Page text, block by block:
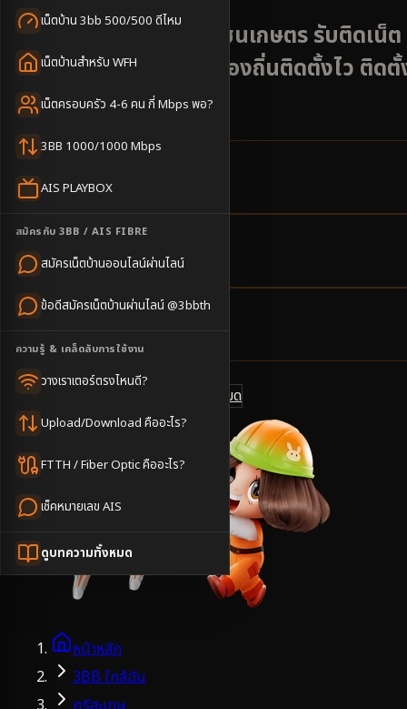
เน็ตบ้าน 3bb 500/500 ดีไหม
เน็ตบ้านสำหรับ WFH
เน็ตครอบครัว 4-6 คน กี่ Mbps พอ?
3BB 1000/1000 Mbps
AIS PLAYBOX
สมัครกับ 3BB / AIS FIBRE
สมัครเน็ตบ้านออนไลน์ผ่านไลน์
ข้อดีสมัครเน็ตบ้านผ่านไลน์ @3bbth
ความรู้ & เคล็ดลับการใช้งาน
วางเราเตอร์ตรงไหนดี?
Upload/Download คืออะไร?
FTTH / Fiber Optic คืออะไร?
เช็คหมายเลข AIS
ดูบทความทั้งหมด
โนนคูณ ศรีสะเกษ - ชุมชนเกษตร รับติดเน็ต
AIS 3BB Fibre3 ช่างท้องถิ่นติดตั้งไว ติดตั้
เร็ว สมัครไลน์ @3bbth
5ตำบล
ครอบคลุมพื้นที่
2-3วันทำการ
นัดช่างติดตั้ง
ราคาเริ่มต้น
ดูแพ็กเกจทั้งหมด
หน้าหลัก
3BB ใกล้ฉัน